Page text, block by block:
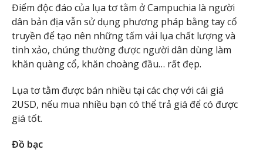
Điểm độc đáo của lụa tơ tằm ở Campuchia là người
dân bản địa vẫn sử dụng phương pháp bằng tay cổ
truyền để tạo nên những tấm vải lụa chất lượng và
tinh xảo, chúng thường được người dân dùng làm
khăn quàng cổ, khăn choàng đầu… rất đẹp.
Lụa tơ tằm được bán nhiều tại các chợ với cái giá
2USD, nếu mua nhiều bạn có thể trả giá để có được
giá tốt.
Đồ bạc